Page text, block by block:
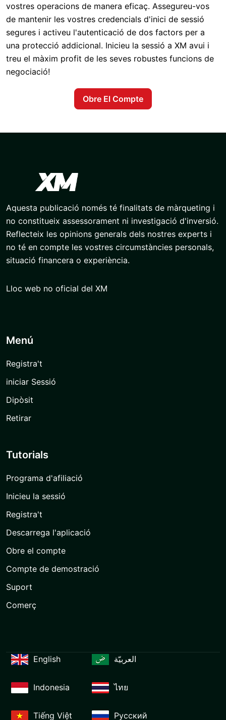
vostres operacions de manera eficaç. Assegureu-vos
de mantenir les vostres credencials d'inici de sessió
segures i activeu l'autenticació de dos factors per a
una protecció addicional. Inicieu la sessió a XM avui i
treu el màxim profit de les seves robustes funcions de
negociació!
Obre El Compte
Aquesta publicació només té finalitats de màrqueting i
no constitueix assessorament ni investigació d'inversió.
Reflecteix les opinions generals dels nostres experts i
no té en compte les vostres circumstàncies personals,
situació financera o experiència.
Lloc web no oficial del XM
Menú
Registra't
iniciar Sessió
Dipòsit
Retirar
Tutorials
Programa d'afiliació
Inicieu la sessió
Registra't
Descarrega l'aplicació
Obre el compte
Compte de demostració
Suport
Comerç
English العربيّة
Indonesia ไทย
Tiếng Việt Русский